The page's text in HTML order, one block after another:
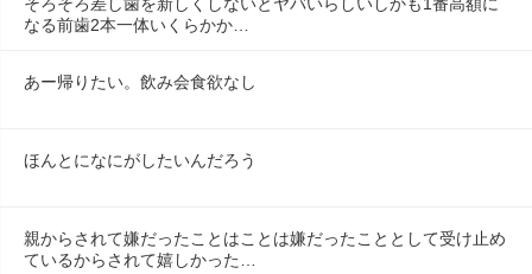
なる前歯2本一体いくらかか…
あー帰りたい。飲み会食欲なし
ほんとになにがしたいんだろう
親からされて嫌だったことはことは嫌だったこととして受け止め
ているからされて嬉しかった…